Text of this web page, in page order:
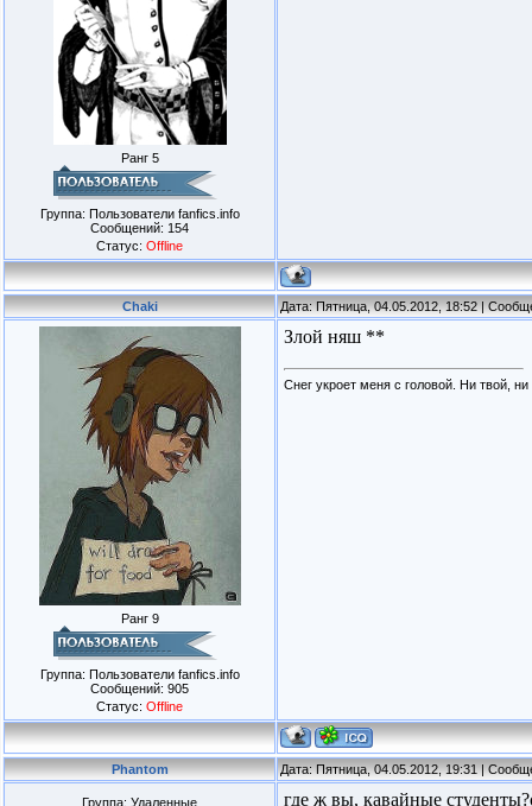
Ранг 5
Группа: Пользователи fanfics.info
Сообщений: 154
Статус: Offline
Chaki Дата: Пятница, 04.05.2012, 18:52 |
Ранг 9
Группа: Пользователи fanfics.info
Сообщений: 905
Статус: Offline
Злой няш **
Снег укроет меня с головой. Ни твой,
Phantom Дата: Пятница, 04.05.2012, 19:31 |
Группа: Удаленные где ж вы, кавайные